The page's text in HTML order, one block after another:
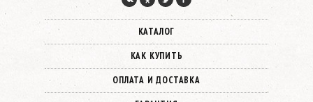
КАТАЛОГ
КАК КУПИТЬ
ОПЛАТА И ДОСТАВКА